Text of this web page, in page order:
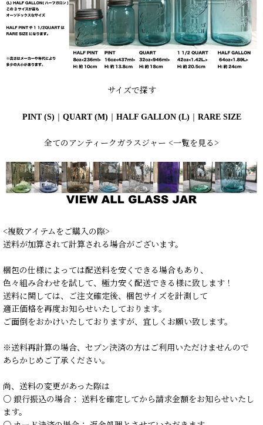
サイズで探す
PINT (S) ｜ QUART (M) ｜ HALF GALLON (L) ｜ RARE SIZE
全てのアンティークガラスジャー <一覧を見る>
<複数アイテムをご購入の際>
送料が加算されて計算される場合がございます。
梱包の仕様によっては配送料を安くできる場合もあり、
色々組み合わせを試して、極力安く配送できる様に致します！
送料に関しては、ご注文確定後、梱包サイズを計測して
適正価格を再度お知らせいたしております。
ご面倒をおかけいたしておりますが、宜しくお願い致します。
※送料再計算の場合、セブン決済の方はご利用いただけませんので
あらかじめご了承ください。
尚、送料の変更があった際は
○ 銀行振込の場合： 送料を確定してから請求金額をお知らせいたし
ます。